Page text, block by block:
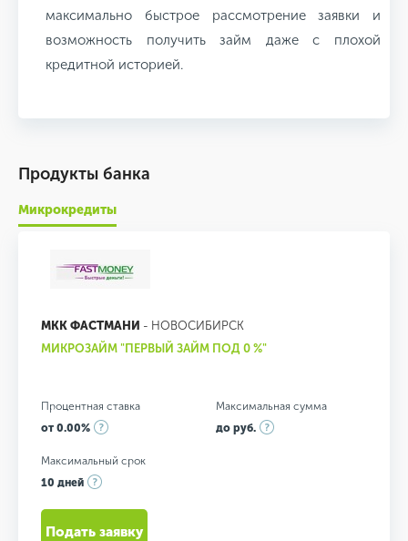
максимально быстрое рассмотрение заявки и
возможность получить займ даже с плохой
кредитной историей.
Продукты банка
Микрокредиты
МКК ФАСТМАНИ - НОВОСИБИРСК
МИКРОЗАЙМ "ПЕРВЫЙ ЗАЙМ ПОД 0 %"
Процентная ставка
от 0.00%
Максимальная сумма
до руб.
Максимальный срок
10 дней
Подать заявку